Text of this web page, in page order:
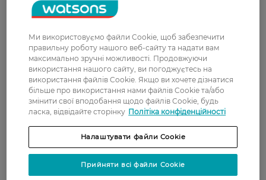
Доставка
Нова пошта
У відділення Нової пошти - 99 грн,
безкоштовно від 699 грн
Укрпошта
Вартість доставки - 79 грн, безкоштовна
доставка від - 599 грн
Забрати сьогодні в магазині Watsons
Вартість доставки - 0 грн
Показати більше
Ми використовуємо файли Cookie, щоб забезпечити
правильну роботу нашого веб-сайту та надати вам
максимально зручні можливості. Продовжуючи
використання нашого сайту, ви погоджуєтесь на
використання файлів Cookie. Якщо ви хочете дізнатися
більше про використання нами файлів Cookie та/або
змінити свої вподобання щодо файлів Cookie, будь
ласка, відвідайте сторінку Політіка конфіденційності
Налаштувати файли Cookie
Прийняти всі файли Cookie